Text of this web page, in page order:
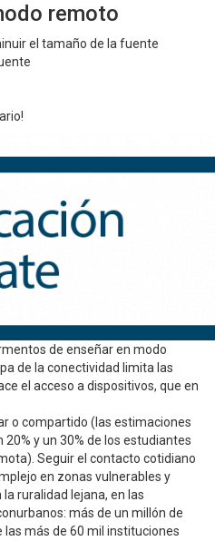
remoto
el tamaño de la fuente
de enseñar en modo
de la conectividad limita las
el acceso a dispositivos, que en
o compartido (las estimaciones
y un 30% de los estudiantes
Seguir el contacto cotidiano
en zonas vulnerables y
la ruralidad lejana, en las
más de un millón de
más de 60 mil instituciones